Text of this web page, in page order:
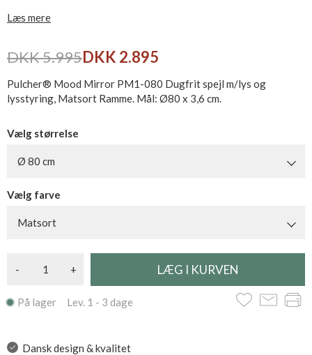
Læs mere
DKK 5.995DKK 2.895
Pulcher® Mood Mirror PM1-080 Dugfrit spejl m/lys og
lysstyring, Matsort Ramme. Mål: Ø80 x 3,6 cm.
Vælg størrelse
Ø 80 cm
Vælg farve
Matsort
- +
På lager Lev. 1 - 3 dage
Dansk design & kvalitet